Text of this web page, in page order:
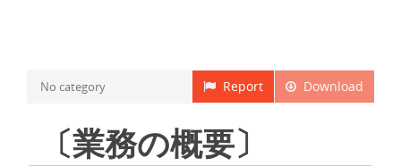
Download
Report
No category
〔業務の概要〕